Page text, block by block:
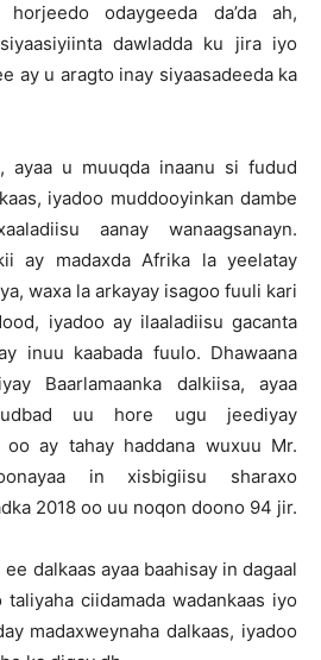
odaygeeda da’da ah,
dawladda ku jira iyo
ay u aragto inay siyaasadeeda ka
ayaa u muuqda inaanu si fudud
iyadoo muddooyinkan dambe
aanay wanaagsanayn.
ay madaxda Afrika la yeelatay
waxa la arkayay isagoo fuuli kari
iyadoo ay ilaaladiisu gacanta
inuu kaabada fuulo. Dhawaana
Baarlamaanka dalkiisa, ayaa
uu hore ugu jeediyay
oo ay tahay haddana wuxuu Mr.
in xisbigiisu sharaxo
2018 oo uu noqon doono 94 jir.
dalkaas ayaa baahisay in dagaal
ciidamada wadankaas iyo
madaxweynaha dalkaas, iyadoo